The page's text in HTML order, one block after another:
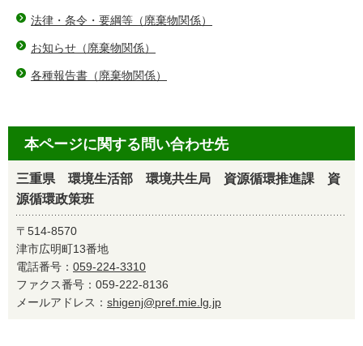
法律・条令・要綱等（廃棄物関係）
お知らせ（廃棄物関係）
各種報告書（廃棄物関係）
本ページに関する問い合わせ先
三重県 環境生活部 環境共生局 資源循環推進課 資
源循環政策班
〒514-8570
津市広明町13番地
電話番号： 059-224-3310
ファクス番号：059-222-8136
メールアドレス： shigenj@pref.mie.lg.jp